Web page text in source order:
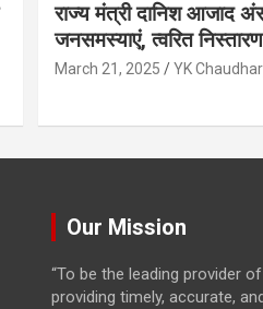
राज्य मंत्री दानिश आजाद
जनसमस्याएं, त्वरित
March 21, 2025 YK
Our Mission
“To be the leading provider
providing timely, accurate,